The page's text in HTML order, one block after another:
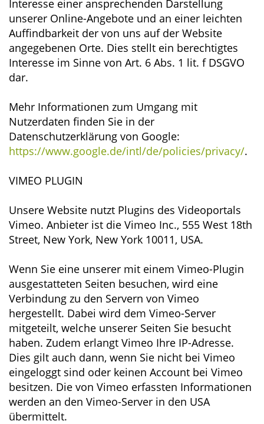
Interesse einer ansprechenden Darstellung
unserer Online-Angebote und an einer leichten
Auffindbarkeit der von uns auf der Website
angegebenen Orte. Dies stellt ein berechtigtes
Interesse im Sinne von Art. 6 Abs. 1 lit. f DSGVO
dar.
Mehr Informationen zum Umgang mit
Nutzerdaten finden Sie in der
Datenschutzerklärung von Google:
https://www.google.de/intl/de/policies/privacy/.
VIMEO PLUGIN
Unsere Website nutzt Plugins des Videoportals
Vimeo. Anbieter ist die Vimeo Inc., 555 West 18th
Street, New York, New York 10011, USA.
Wenn Sie eine unserer mit einem Vimeo-Plugin
ausgestatteten Seiten besuchen, wird eine
Verbindung zu den Servern von Vimeo
hergestellt. Dabei wird dem Vimeo-Server
mitgeteilt, welche unserer Seiten Sie besucht
haben. Zudem erlangt Vimeo Ihre IP-Adresse.
Dies gilt auch dann, wenn Sie nicht bei Vimeo
eingeloggt sind oder keinen Account bei Vimeo
besitzen. Die von Vimeo erfassten Informationen
werden an den Vimeo-Server in den USA
übermittelt.